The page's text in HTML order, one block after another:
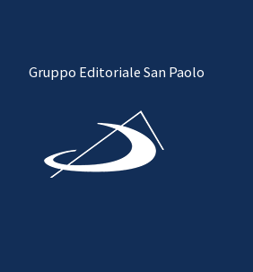
Gruppo Editoriale San Paolo